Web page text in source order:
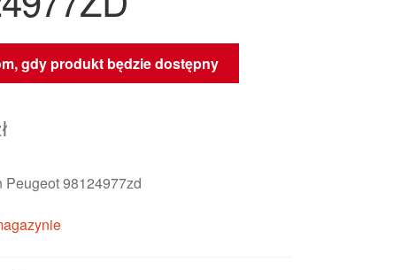
gdy produkt będzie dostępny
Peugeot 98124977zd